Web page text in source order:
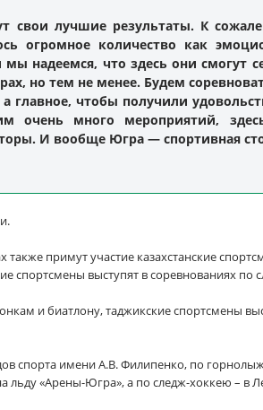
свои лучшие результаты. К
огромное количество как
надеемся, что здесь они смогут
но тем не менее. Будем
главное, чтобы получили
очень много мероприятий,
И вообще Югра — спортивная
примут участие казахстанские
спортсмены выступят в соревнованиях по
и биатлону, таджикские спортсмены
спорта имени А.В. Филипенко, по
льду «Арены-Югра», а по следж-хоккею – в